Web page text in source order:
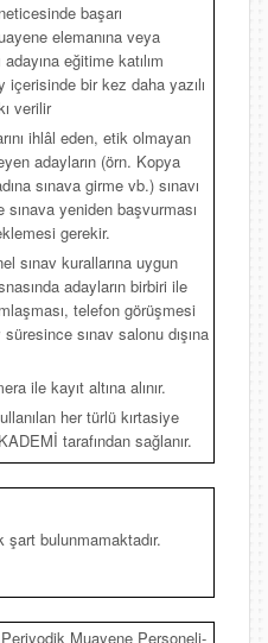
başarı
elemanına veya
eğitime katılım
içerisinde bir kez daha yazılı
verilir
ihlâl eden, etik olmayan
adayların (örn. Kopya
sınava girme vb.) sınavı
sınava yeniden başvurması
gerekir.
sınav kurallarına uygun
adayların birbiri ile
telefon görüşmesi
sınav salonu dışına
ile kayıt altına alınır.
her türlü kırtasiye
tarafından sağlanır.
bulunmamaktadır.
Muayene Personeli-